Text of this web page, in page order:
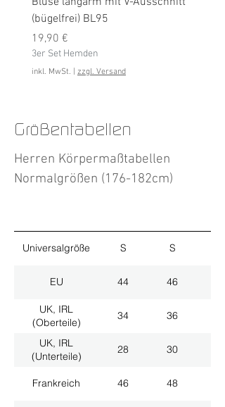
(bügelfrei) BL95
Preis
19,90 €
3er Set Hemden
inkl. MwSt. zzgl. Versand
Größentabellen
Herren Körpermaßtabellen
Normalgrößen (176-182cm)
Universalgröße S S
EU 44 46
UK, IRL
(Oberteile)
34 36
UK, IRL
(Unterteile)
28 30
Frankreich 46 48